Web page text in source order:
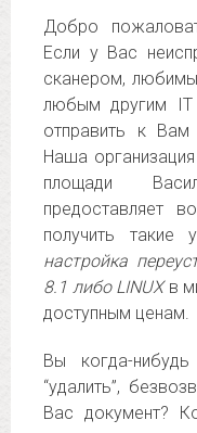
Добро
Если у Вас
сканером,
любым другим
отправить к Вам
Наша
площади
предоставляет
получить такие
настройка
8.1 либо LINUXв
доступным ценам.
Вы когда-
“удалить”,
Вас документ?